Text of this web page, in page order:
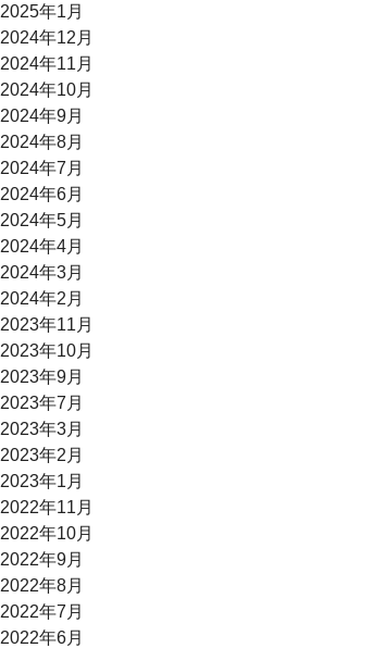
2025年1月
2024年12月
2024年11月
2024年10月
2024年9月
2024年8月
2024年7月
2024年6月
2024年5月
2024年4月
2024年3月
2024年2月
2023年11月
2023年10月
2023年9月
2023年7月
2023年3月
2023年2月
2023年1月
2022年11月
2022年10月
2022年9月
2022年8月
2022年7月
2022年6月